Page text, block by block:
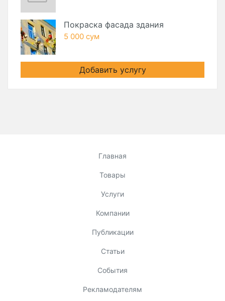
Покраска фасада здания
5 000 сум
Добавить услугу
Главная
Товары
Услуги
Компании
Публикации
Статьи
События
Рекламодателям